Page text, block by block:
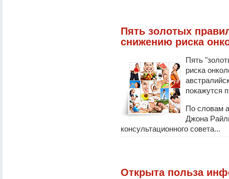
Пять золотых
снижению риска
Пять
риска
покажутся
По словам
Джона
консультационного совета...
Открыта польза